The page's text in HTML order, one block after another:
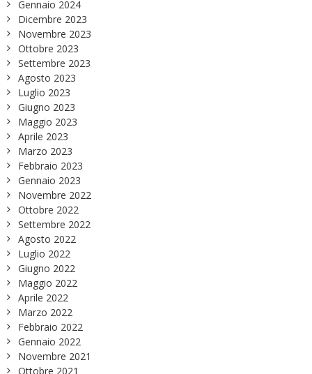
Gennaio 2024
Dicembre 2023
Novembre 2023
Ottobre 2023
Settembre 2023
Agosto 2023
Luglio 2023
Giugno 2023
Maggio 2023
Aprile 2023
Marzo 2023
Febbraio 2023
Gennaio 2023
Novembre 2022
Ottobre 2022
Settembre 2022
Agosto 2022
Luglio 2022
Giugno 2022
Maggio 2022
Aprile 2022
Marzo 2022
Febbraio 2022
Gennaio 2022
Novembre 2021
Ottobre 2021